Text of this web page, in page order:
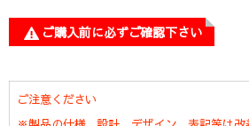
ご購入前に必ずご確認下さい
ご注意ください